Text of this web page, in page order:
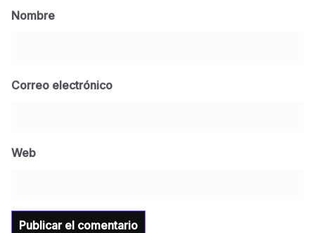
Nombre
Correo electrónico
Web
para la Universidad y para el municipio